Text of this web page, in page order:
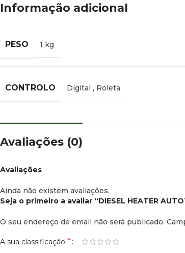
Informação adicional
PESO 1 kg
CONTROLO Digital , Roleta
Avaliações (0)
Avaliações
Ainda não existem avaliações.
Seja o primeiro a avaliar “DIESEL HEATER
O seu endereço de email não será publicado.
A sua classificação *